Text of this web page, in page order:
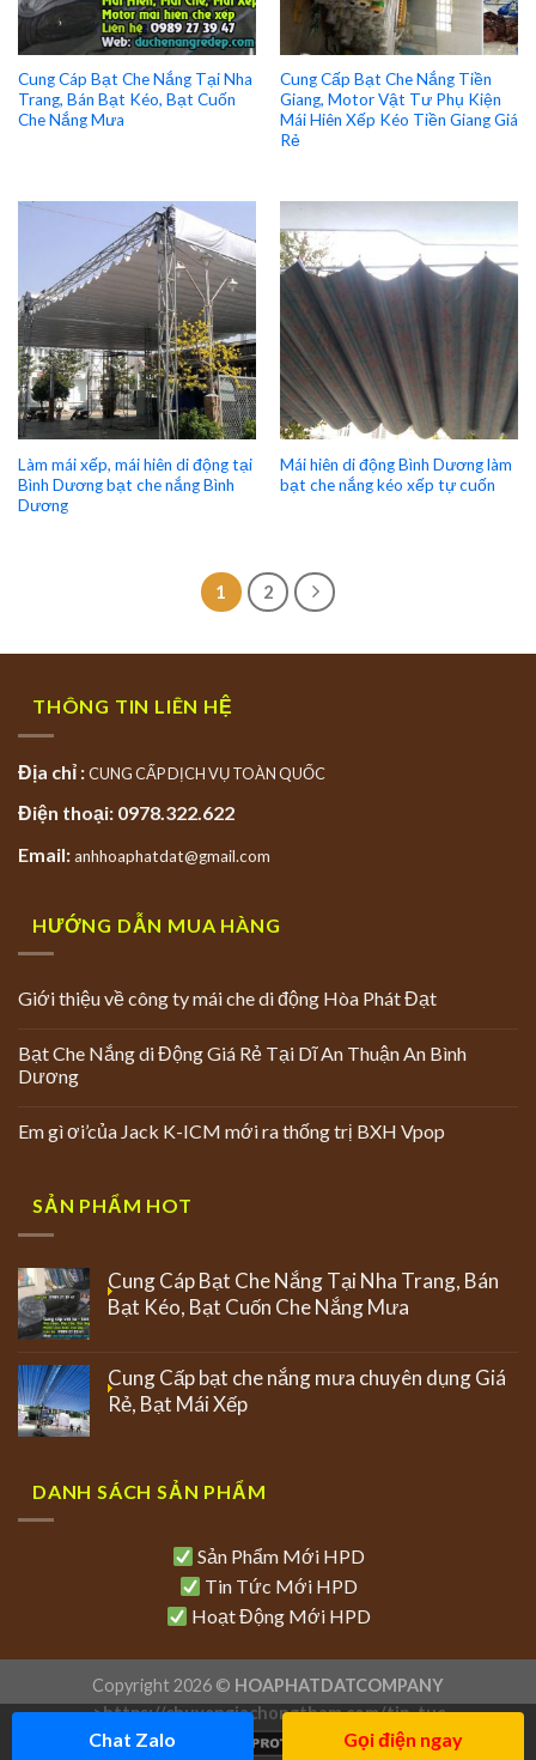
Cung Cáp Bạt Che Nắng Tại Nha
Trang, Bán Bạt Kéo, Bạt Cuốn
Che Nắng Mưa
Cung Cấp Bạt Che Nắng Tiền
Giang, Motor Vật Tư Phụ Kiện
Mái Hiên Xếp Kéo Tiền Giang Giá
Rẻ
Làm mái xếp, mái hiên di động tại
Bình Dương bạt che nắng Bình
Dương
Mái hiên di động Bình Dương làm
bạt che nắng kéo xếp tự cuốn
1 2
THÔNG TIN LIÊN HỆ
Địa chỉ :CUNG CẤP DỊCH VỤ TOÀN QUỐC
Điện thoại: 0978.322.622
Email:anhhoaphatdat@gmail.com
HƯỚNG DẪN MUA HÀNG
Giới thiệu về công ty mái che di động Hòa Phát Đạt
Bạt Che Nắng di Động Giá Rẻ Tại Dĩ An Thuận An Bình
Dương
Em gì ơi’của Jack K-ICM mới ra thống trị BXH Vpop
SẢN PHẨM HOT
Cung Cáp Bạt Che Nắng Tại Nha Trang, Bán
Bạt Kéo, Bạt Cuốn Che Nắng Mưa
Cung Cấp bạt che nắng mưa chuyên dụng Giá
Rẻ, Bạt Mái Xếp
DANH SÁCH SẢN PHẨM
Sản Phẩm Mới HPD
Tin Tức Mới HPD
Hoạt Động Mới HPD
Copyright 2026 © HOAPHATDATCOMPANY
>https://chuyengiachongtham.com/tin-tuc
Chat Zalo Gọi điện ngay